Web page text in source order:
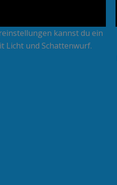
kannst du ein
Licht und Schattenwurf.